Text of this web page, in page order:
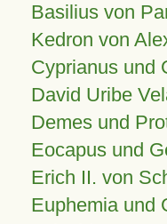
Basilius von
Kedron von
Cyprianus und
David Uribe
Demes und
Eocapus und
Erich II. von
Euphemia und